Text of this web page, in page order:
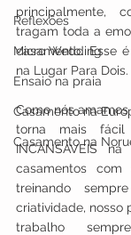
Reflexões
Micro Wedding
Ensaio na praia
Casamento na
Casamento na
principalmente,
tragam toda a
casamento. Esse
na Lugar Para Dois.
Como nós
torna mais fácil
INCANSÁVEIS
casamentos com
treinando
criatividade, nosso
trabalho